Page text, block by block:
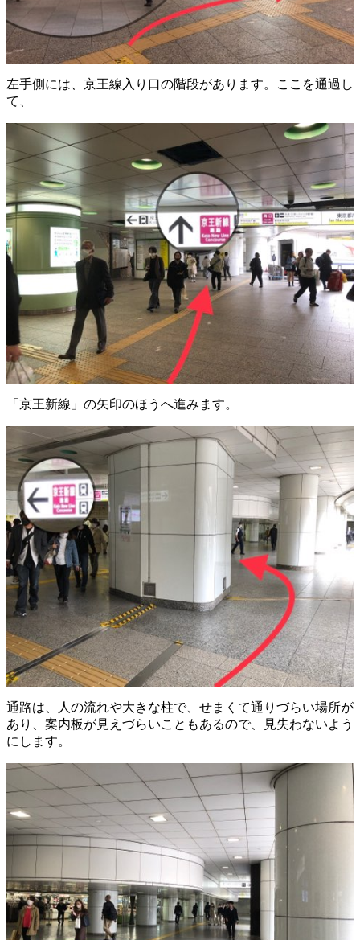
左手側には、京王線入り口の階段があります。ここを通過し
て、
「京王新線」の矢印のほうへ進みます。
通路は、人の流れや大きな柱で、せまくて通りづらい場所が
あり、案内板が見えづらいこともあるので、見失わないよう
にします。